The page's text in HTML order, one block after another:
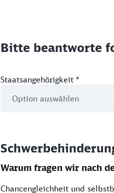
Bitte beantworte
Staatsangehörigkeit *
Warum fragen wir nach
Chancengleichheit und